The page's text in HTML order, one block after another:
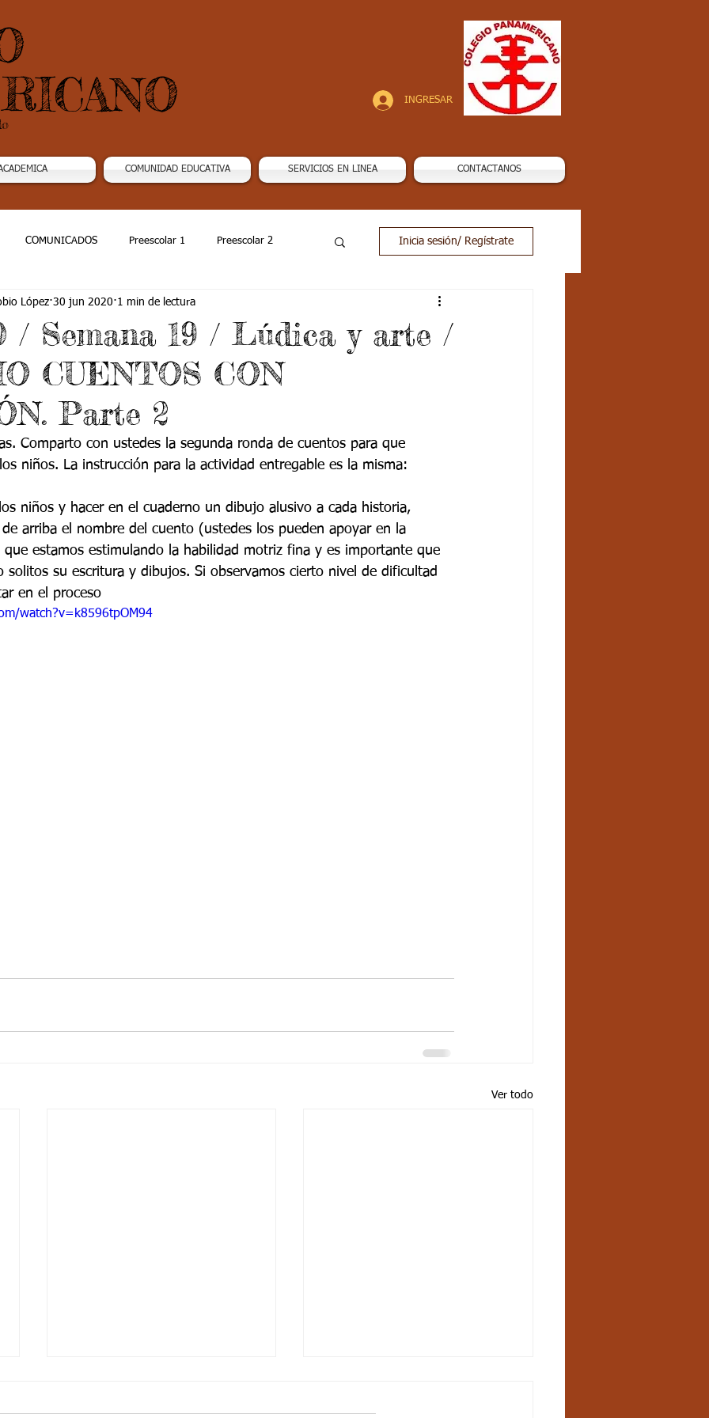
INGRESAR
COMUNIDAD EDUCATIVA SERVICIOS EN LINEA CONTACTANOS
COMUNICADOS Preescolar 1 Preescolar 2
Grado 4 Grado 5 Grado 6
Grado 10 Grado 11
Inicia sesión/ Regístrate
/ Semana 19 / Lúdica y arte /
CUENTOS CON
Parte 2
López 30 jun 2020 1 min de lectura
Comparto con ustedes la segunda ronda de cuentos para que
niños. La instrucción para la actividad entregable es la misma:
niños y hacer en el cuaderno un dibujo alusivo a cada historia,
arriba el nombre del cuento (ustedes los pueden apoyar en la
que estamos estimulando la habilidad motriz fina y es importante que
solitos su escritura y dibujos. Si observamos cierto nivel de dificultad
en el proceso
watch?v=k8596tpOM94
Ver todo